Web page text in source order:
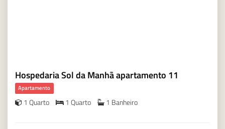
Hospedaria Sol da Manhã apartamento 11
Apartamento
1 Quarto 1 Quarto 1 Banheiro